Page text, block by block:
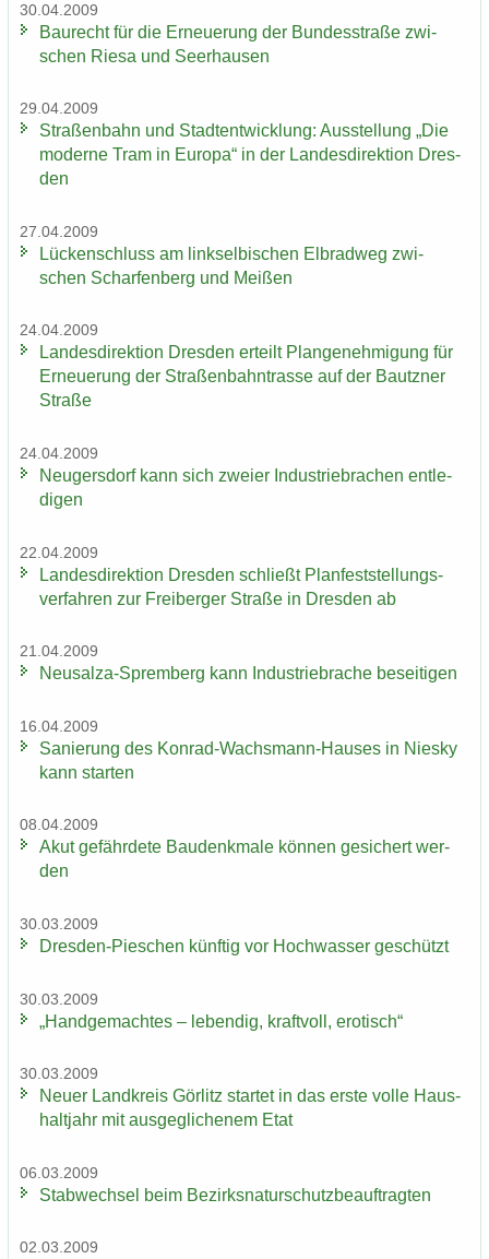
30.04.2009
Bau­recht für die Er­neue­rung der Bun­des­stra­ße zwi­
schen Riesa und Seer­hau­sen
29.04.2009
Stra­ßen­bahn und Stadt­ent­wick­lung: Aus­stel­lung „Die
mo­der­ne Tram in Eu­ro­pa“ in der Lan­des­di­rek­ti­on Dres­
den
27.04.2009
Lü­cken­schluss am linksel­bi­schen El­brad­weg zwi­
schen Schar­fen­berg und Mei­ßen
24.04.2009
Lan­des­di­rek­ti­on Dres­den er­teilt Plan­ge­neh­mi­gung für
Er­neue­rung der Stra­ßen­bahn­tras­se auf der Bautz­ner
Stra­ße
24.04.2009
Neu­gers­dorf kann sich zwei­er In­dus­trie­bra­chen ent­le­
di­gen
22.04.2009
Lan­des­di­rek­ti­on Dres­den schließt Plan­fest­stel­lungs­
ver­fah­ren zur Frei­ber­ger Stra­ße in Dres­den ab
21.04.2009
Neusalza-​Spremberg kann In­dus­trie­bra­che be­sei­ti­gen
16.04.2009
Sa­nie­rung des Konrad-​Wachsmann-Hauses in Nies­ky
kann star­ten
08.04.2009
Akut ge­fähr­de­te Bau­denk­ma­le kön­nen ge­si­chert wer­
den
30.03.2009
Dresden-​Pieschen künf­tig vor Hoch­was­ser ge­schützt
30.03.2009
„Hand­ge­mach­tes – le­ben­dig, kraft­voll, ero­tisch“
30.03.2009
Neuer Land­kreis Gör­litz star­tet in das erste volle Haus­
halt­jahr mit aus­ge­gli­che­nem Etat
06.03.2009
Stab­wech­sel beim Be­zirks­na­tur­schutz­be­auf­trag­ten
02.03.2009